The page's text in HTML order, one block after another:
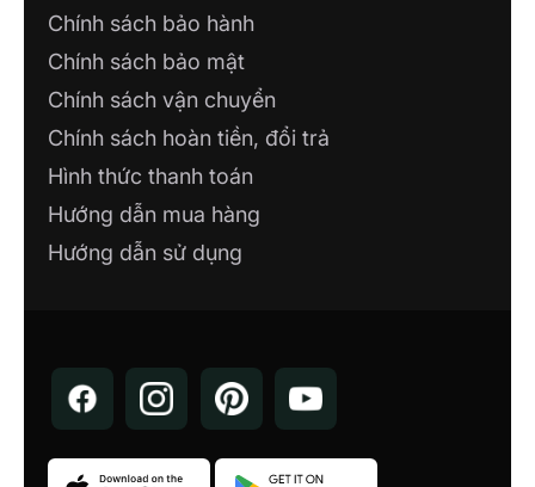
Chính sách bảo hành
Chính sách bảo mật
Chính sách vận chuyển
Chính sách hoàn tiền, đổi trả
Hình thức thanh toán
Hướng dẫn mua hàng
Hướng dẫn sử dụng